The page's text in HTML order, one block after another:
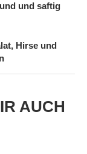
und saftig
Hirse und
AUCH